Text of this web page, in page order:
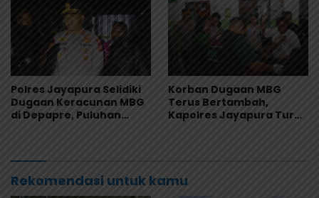
Polres Jayapura Selidiki
Dugaan Keracunan MBG
di Depapre, Puluhan
Korban Dugaan MBG
Terus Bertambah,
Kapolres Jayapura Turun
Rekomendasi untuk kamu